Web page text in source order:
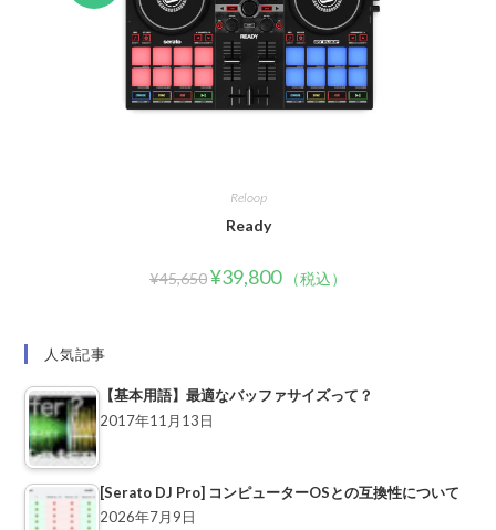
Reloop
Ready
¥45,650¥39,800 （税込）
人気記事
【基本用語】最適なバッファサイズって？
2017年11月13日
[Serato DJ Pro] コンピューターOSとの互換性について
2026年7月9日